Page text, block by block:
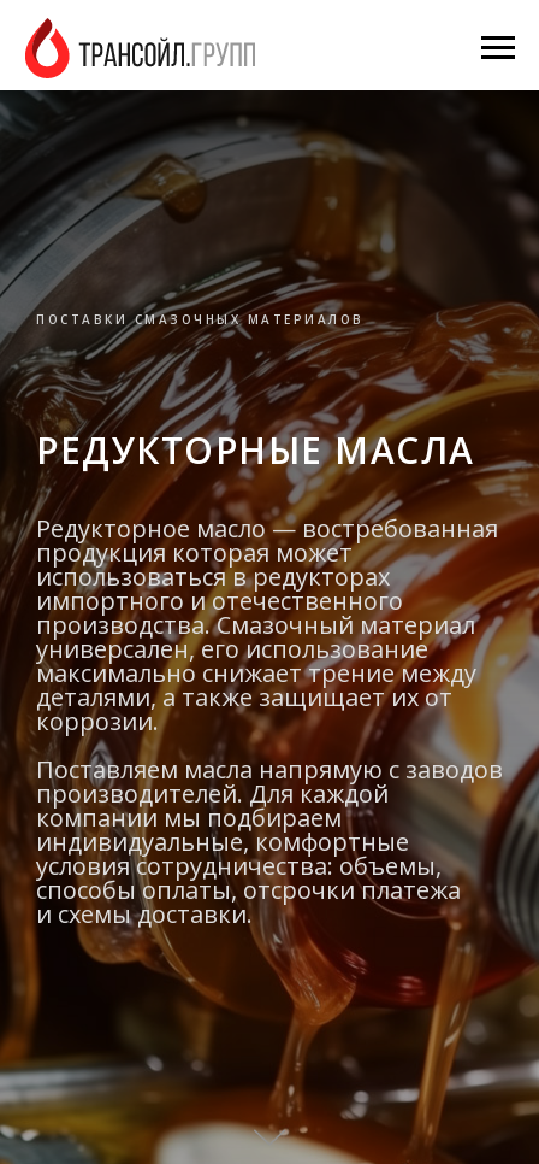
ПОСТАВКИ СМАЗОЧНЫХ МАТЕРИАЛОВ
РЕДУКТОРНЫЕ МАСЛА
Редукторное масло — востребованная
продукция которая может
использоваться в редукторах
импортного и отечественного
производства. Смазочный материал
универсален, его использование
максимально снижает трение между
деталями, а также защищает их от
коррозии.
Поставляем масла напрямую с заводов
производителей. Для каждой
компании мы подбираем
индивидуальные, комфортные
условия сотрудничества: объемы,
способы оплаты, отсрочки платежа
и схемы доставки.